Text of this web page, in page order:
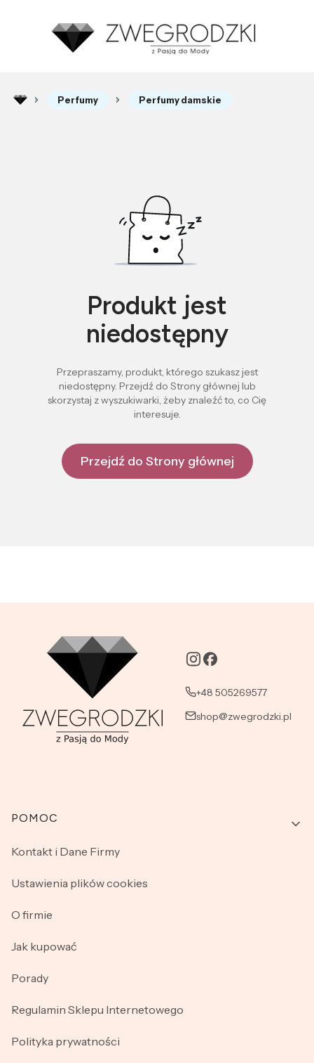
Perfumy Perfumy damskie
Produkt jest
niedostępny
Przepraszamy, produkt, którego szukasz jest
niedostępny. Przejdź do Strony głównej lub
skorzystaj z wyszukiwarki, żeby znaleźć to, co Cię
interesuje.
Przejdź do Strony głównej
+48 505269577
shop@zwegrodzki.pl
Linki w stopce
POMOC
Kontakt i Dane Firmy
Ustawienia plików cookies
O firmie
Jak kupować
Porady
Regulamin Sklepu Internetowego
Polityka prywatności